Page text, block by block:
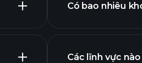
giữ
Có bao nhiêu
Các lĩnh vực